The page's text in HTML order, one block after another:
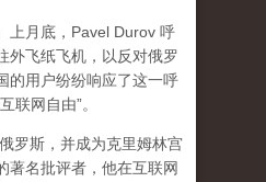
上月底，Pavel Durov 呼
外飞纸飞机，以反对俄罗
的用户纷纷响应了这一呼
联网自由”。
罗斯，并成为克里姆林宫
著名批评者，他在互联网